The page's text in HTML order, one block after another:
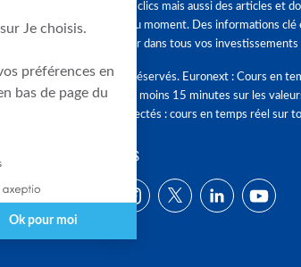
en quelques clics mais aussi des articles et
tendances du moment. Des informations clé
accompagner dans tous vos
Tous droits réservés. Euronext : Cours en
différés d'au moins 15 minutes sur les
clients connectés : cours en temps réel sur
SUIVEZ-NOUS
Je choisis.
préférences en
bas de page du
Ok pour moi